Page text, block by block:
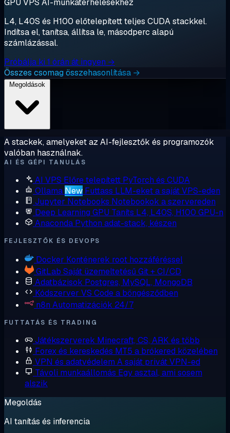
GPU VPS AI-munkaterhelésekhez
L4, L40S és H100 előtelepített teljes CUDA stackkel.
Indítsa el, tanítsa, állítsa le, másodperc alapú
számlázással.
Próbálja ki 1 órán át ingyen →
Összes csomag összehasonlítása →
A stackek, amelyeket az AI-fejlesztők és programozók
valóban használnak.
AI ÉS GÉPI TANULÁS
AI VPS Előre telepített PyTorch és CUDA
Ollama New Futtass LLM-eket a saját VPS-eden
Jupyter Notebooks Notebookok a szervereden
Deep Learning GPU Taníts L4, L40S, H100 GPU-n
Anaconda Python adat-stack, készen
FEJLESZTŐK ÉS DEVOPS
Docker Konténerek root hozzáféréssel
GitLab Saját üzemeltetésű Git + CI/CD
Adatbázisok Postgres, MySQL, MongoDB
Kódszerver VS Code a böngésződben
n8n Automatizációk 24/7
FUTTATÁS ÉS TRADING
Játékszerverek Minecraft, CS, ARK és több
Forex és kereskedés MT5 a brókered közelében
VPN és adatvédelem A saját privát VPN-ed
Távoli munkaállomás Egy asztal, ami sosem
alszik
Megoldás
AI tanítás és inferencia